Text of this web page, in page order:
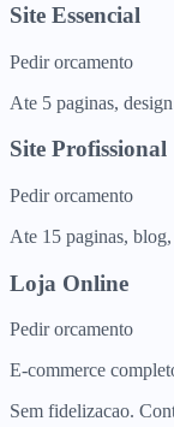
Site Essencial
Pedir orcamento
Ate 5 paginas,
Site Profissional
Pedir orcamento
Ate 15 paginas,
Loja Online
Pedir orcamento
E-commerce
Sem fidelizacao.